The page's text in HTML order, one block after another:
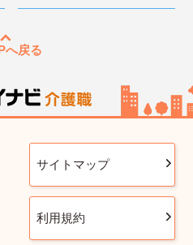
へ戻る
サイトマップ
利用規約